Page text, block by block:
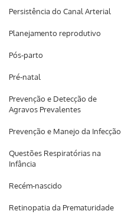
Persistência do Canal Arterial
Planejamento reprodutivo
Pós-parto
Pré-natal
Prevenção e Detecção de
Agravos Prevalentes
Prevenção e Manejo da Infecção
Questões Respiratórias na
Infância
Recém-nascido
Retinopatia da Prematuridade